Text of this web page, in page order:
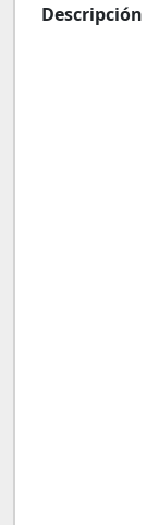
Descripción